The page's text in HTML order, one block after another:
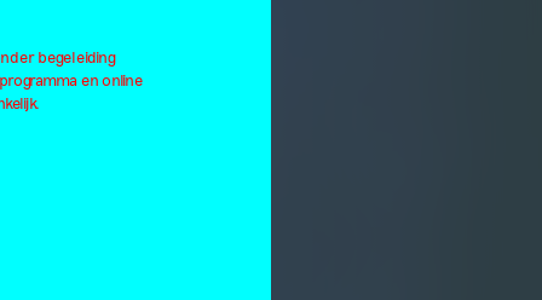
begeleiding
en online